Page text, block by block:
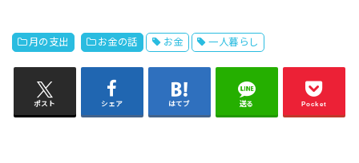
月の支出 お金の話 お金 一人暮らし
ポスト シェア はてブ 送る Pocket